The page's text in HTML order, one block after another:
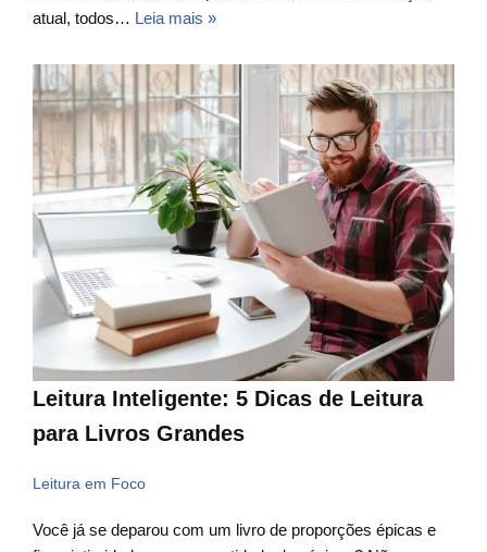
atual, todos… Leia mais »
Leitura Inteligente: 5 Dicas de Leitura
para Livros Grandes
Leitura em Foco
Você já se deparou com um livro de proporções épicas e